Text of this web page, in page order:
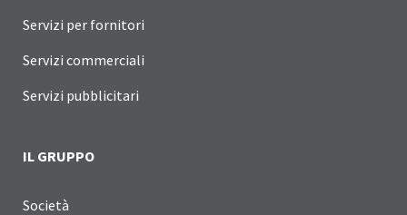
Servizi per fornitori
Servizi commerciali
Servizi pubblicitari
IL GRUPPO
Società